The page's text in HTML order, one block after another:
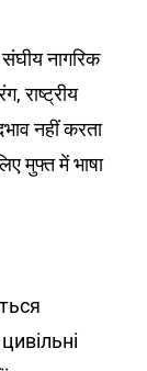
नागरिक
राष्ट्रीय
नहीं करता
मुफ्त में भाषा